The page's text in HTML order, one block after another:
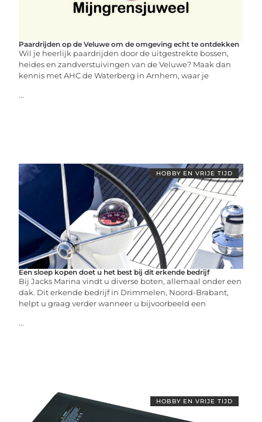
Paardrijden op de Veluwe om de omgeving echt te ontdekken
Wil je heerlijk paardrijden door de uitgestrekte bossen,
heides en zandverstuivingen van de Veluwe? Maak dan
kennis met AHC de Waterberg in Arnhem, waar je
...
HOBBY EN VRIJE TIJD
Een sloep kopen doet u het best bij dit erkende bedrijf
Bij Jacks Marina vindt u diverse boten, allemaal onder een
dak. Dit erkende bedrijf in Drimmelen, Noord-Brabant,
helpt u graag verder wanneer u bijvoorbeeld een
...
HOBBY EN VRIJE TIJD